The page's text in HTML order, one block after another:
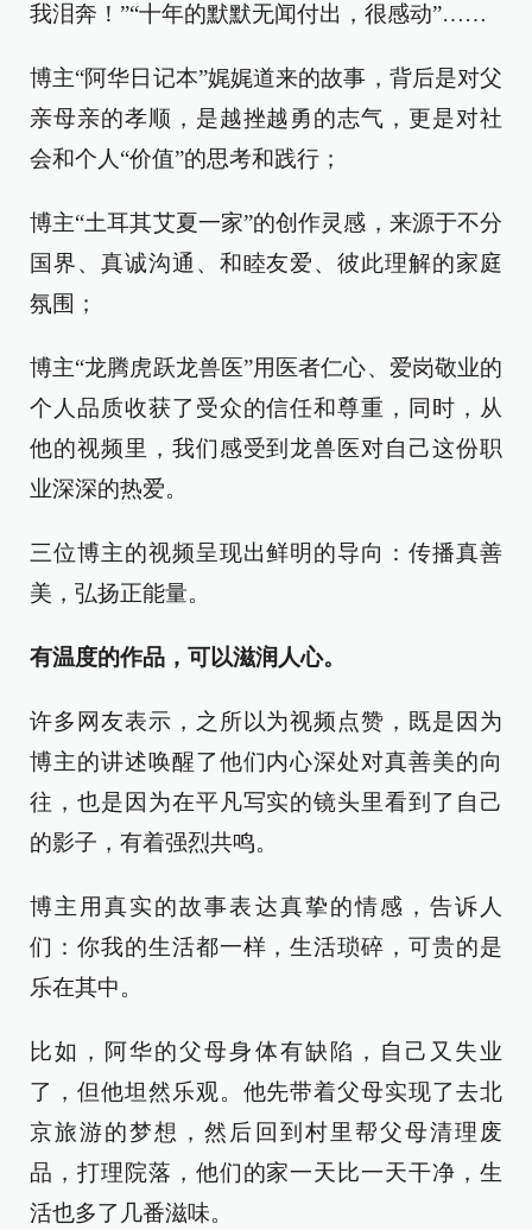
我泪奔！”“十年的默默无闻付出，很感动”……
博主“阿华日记本”娓娓道来的故事，背后是对父
亲母亲的孝顺，是越挫越勇的志气，更是对社
会和个人“价值”的思考和践行；
博主“土耳其艾夏一家”的创作灵感，来源于不分
国界、真诚沟通、和睦友爱、彼此理解的家庭
氛围；
博主“龙腾虎跃龙兽医”用医者仁心、爱岗敬业的
个人品质收获了受众的信任和尊重，同时，从
他的视频里，我们感受到龙兽医对自己这份职
业深深的热爱。
三位博主的视频呈现出鲜明的导向：传播真善
美，弘扬正能量。
有温度的作品，可以滋润人心。
许多网友表示，之所以为视频点赞，既是因为
博主的讲述唤醒了他们内心深处对真善美的向
往，也是因为在平凡写实的镜头里看到了自己
的影子，有着强烈共鸣。
博主用真实的故事表达真挚的情感，告诉人
们：你我的生活都一样，生活琐碎，可贵的是
乐在其中。
比如，阿华的父母身体有缺陷，自己又失业
了，但他坦然乐观。他先带着父母实现了去北
京旅游的梦想，然后回到村里帮父母清理废
品，打理院落，他们的家一天比一天干净，生
活也多了几番滋味。